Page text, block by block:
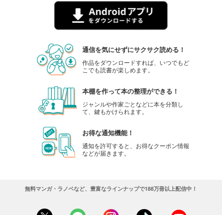
通信を気にせずにサクサク読める！
作品をダウンロードすれば、いつでもど
こでも読書が楽しめます。
本棚を作って本の整理ができる！
ジャンルや作家ごとなどに本を分類し
て、鍵もかけられます。
お得な通知機能！
通知を許可すると、お得なクーポン情報
などが届きます。
無料マンガ・ラノベなど、豊富なラインナップで188万冊以上配信中！